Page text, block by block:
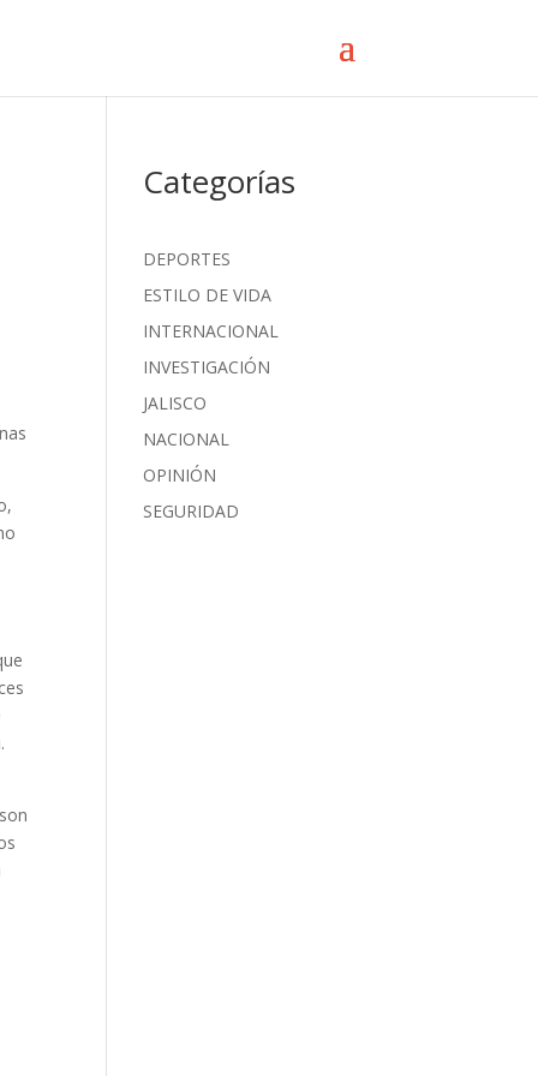
Categorías
DEPORTES
ESTILO DE VIDA
INTERNACIONAL
INVESTIGACIÓN
JALISCO
NACIONAL
OPINIÓN
SEGURIDAD